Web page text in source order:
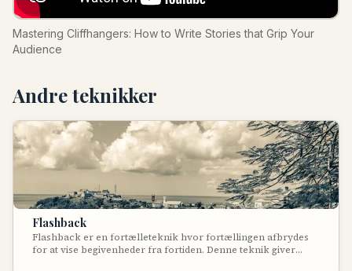
Mastering Cliffhangers: How to Write Stories that Grip Your
Audience
Andre teknikker
Flashback
Flashback er en fortælleteknik hvor fortællingen afbrydes
for at vise begivenheder fra fortiden. Denne teknik giver